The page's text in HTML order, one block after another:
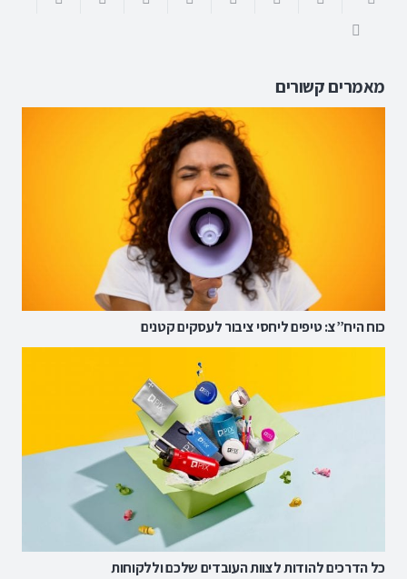
מאמרים קשורים
כוח היח”צ: טיפים ליחסי ציבור לעסקים קטנים
כל הדרכים להודות לצוות העובדים שלכם וללקוחות